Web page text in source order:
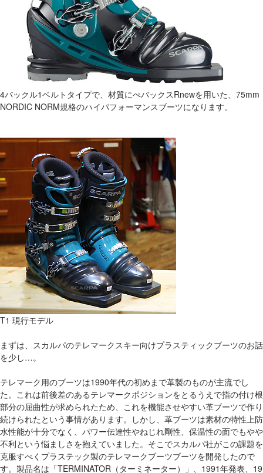
4バックル1ベルトタイプで、材質にぺバックスRnewを用いた、75mm
NORDIC NORM規格のハイパフォーマンスブーツになります。
T1 現行モデル
まずは、スカルパのテレマークスキー向けプラスティックブーツのお話
を少し…。
テレマーク用のブーツは1990年代の初めまで革製のものが主流でし
た。これは前後差のあるテレマークポジションをとるうえで指の付け根
部分の屈曲性が求められたため、これを機能させやすい革ブーツで作り
続けられたという事情があります。しかし、革ブーツは素材の特性上防
水性能が十分でなく、パワー伝達性やねじれ剛性、保温性の面でもやや
不利という悩ましさを抱えていました。そこでスカルパ社がこの課題を
克服すべくプラステック製のテレマークブーツブーツを開発したので
す。製品名は「TERMINATOR（ターミネーター）」、1991年発表、19